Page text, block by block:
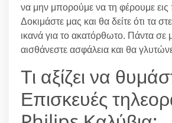
να μην μπορούμε να τη φέρουμε εις
Δοκιμάστε μας και θα δείτε ότι τα
ικανά για το ακατόρθωτο. Πάντα σε
αισθάνεστε ασφάλεια και θα
Τι αξίζει να
Επισκευές